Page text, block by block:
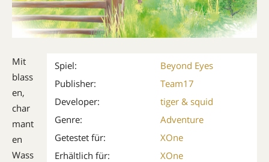
Spiel:
Beyond Eyes
Publisher:
Team17
Developer:
tiger & squid
Genre:
Adventure
Getestet für:
XOne
Erhältlich für:
XOne
Mit
blass
en,
char
mant
en
Wass